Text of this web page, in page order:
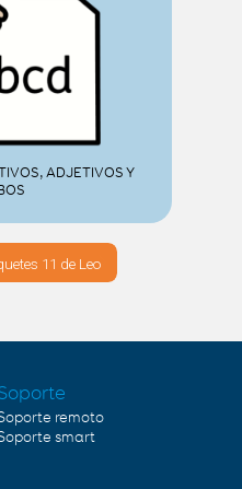
ADJETIVOS Y
11 de Leo
remoto
smart